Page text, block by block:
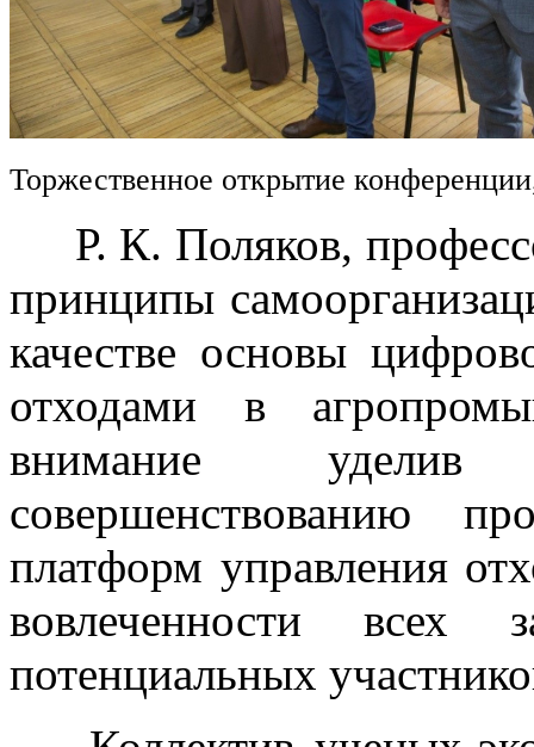
Торжественное открытие
Р. К. Поляков,
принципы
качестве основы
отходами в
внимание уделив
совершенствованию
платформ управления
вовлеченности всех
потенциальных